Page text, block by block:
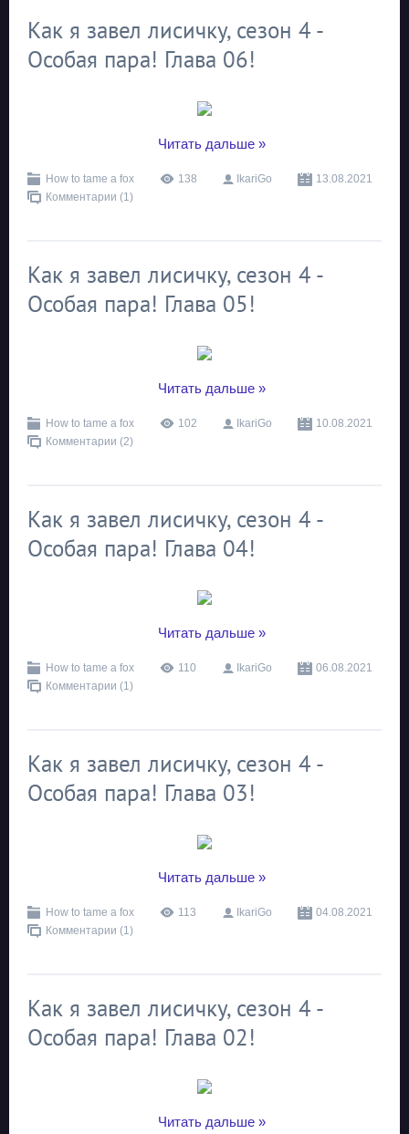
Как я завел лисичку, сезон 4 -
Особая пара! Глава 06!
Читать дальше »
How to tame a fox 138 IkariGo
13.08.2021
Комментарии (1)
Как я завел лисичку, сезон 4 -
Особая пара! Глава 05!
Читать дальше »
How to tame a fox 102 IkariGo
10.08.2021
Комментарии (2)
Как я завел лисичку, сезон 4 -
Особая пара! Глава 04!
Читать дальше »
How to tame a fox 110 IkariGo
06.08.2021
Комментарии (1)
Как я завел лисичку, сезон 4 -
Особая пара! Глава 03!
Читать дальше »
How to tame a fox 113 IkariGo
04.08.2021
Комментарии (1)
Как я завел лисичку, сезон 4 -
Особая пара! Глава 02!
Читать дальше »